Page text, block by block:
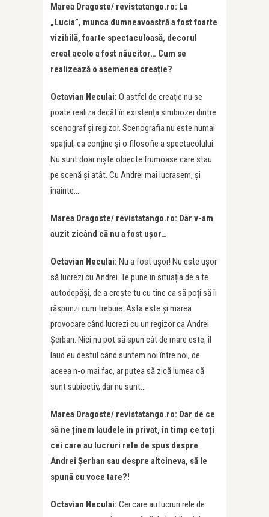
Marea Dragoste/ revistatango.ro: La
„Lucia”, munca dumneavoastră a fost foarte
vizibilă, foarte spectaculoasă, decorul
creat acolo a fost năucitor… Cum se
realizează o asemenea creație?
Octavian Neculai: O astfel de creație nu se
poate realiza decât în existența simbiozei dintre
scenograf și regizor. Scenografia nu este numai
spațiul, ea conține și o filosofie a spectacolului.
Nu sunt doar niște obiecte frumoase care stau
pe scenă și atât. Cu Andrei mai lucrasem, și
înainte…
Marea Dragoste/ revistatango.ro: Dar v-am
auzit zicând că nu a fost ușor…
Octavian Neculai: Nu a fost ușor! Nu este ușor
să lucrezi cu Andrei. Te pune în situația de a te
autodepăși, de a crește tu cu tine ca să poți să îi
răspunzi cum trebuie. Asta este și marea
provocare când lucrezi cu un regizor ca Andrei
Șerban. Nici nu pot să spun cât de mare este, îl
laud eu destul când suntem noi între noi, de
aceea n-o mai fac, ar putea să zică lumea că
sunt subiectiv, dar nu sunt…
Marea Dragoste/ revistatango.ro: Dar de ce
să ne ținem laudele în privat, în timp ce toți
cei care au lucruri rele de spus despre
Andrei Șerban sau despre altcineva, să le
spună cu voce tare?!
Octavian Neculai: Cei care au lucruri rele de